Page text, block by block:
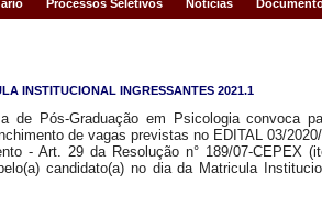
Processos Seletivos Notícias
INSTITUCIONAL INGRESSANTES 2021.1
de Pós-Graduação em Psicologia convoca
de vagas previstas no EDITAL 03/
- Art. 29 da Resolução n° 189/07-CEPEX
candidato(a) no dia da Matricula